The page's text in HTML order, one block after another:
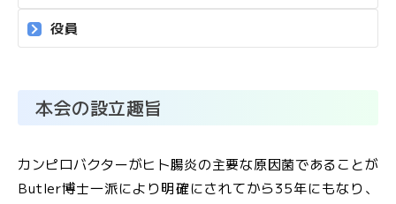
問
い
わ
せ
役員
本会の設立趣旨
カンピロバクターがヒト腸炎の主要な原因菌であることが
Butler博士一派により明確にされてから35年にもなり、